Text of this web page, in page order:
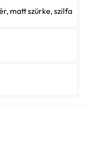
matt szürke, szilfa